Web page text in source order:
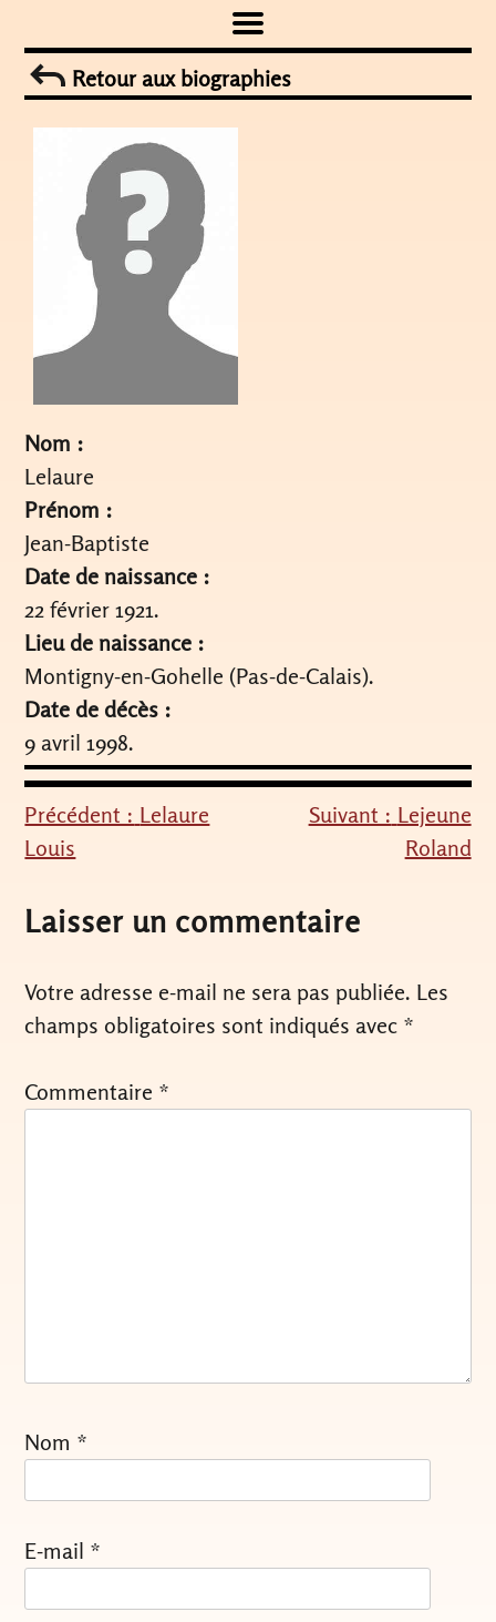
to
contentRetour aux biographies
Nom :
Lelaure
Prénom :
Jean-Baptiste
Date de naissance :
22 février 1921.
Lieu de naissance :
Montigny-en-Gohelle (Pas-de-Calais).
Date de décès :
9 avril 1998.
Navigation
de
l’article
Précédent : Lelaure
Louis
Suivant : Lejeune
Roland
Laisser un commentaire
Votre adresse e-mail ne sera pas publiée. Les
champs obligatoires sont indiqués avec *
Commentaire *
Nom *
E-mail *